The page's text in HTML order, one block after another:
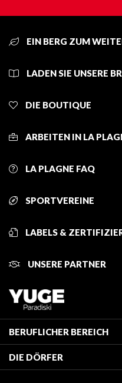
EIN BERG ZUM
LADEN SIE UNSERE
DIE BOUTIQUE
ARBEITEN IN LA
LA PLAGNE FAQ
SPORTVEREINE
LABELS &
UNSERE PARTNER
BERUFLICHER BEREICH
Mitglied des
Klassifizierung von Möbeln
DIE DÖRFER